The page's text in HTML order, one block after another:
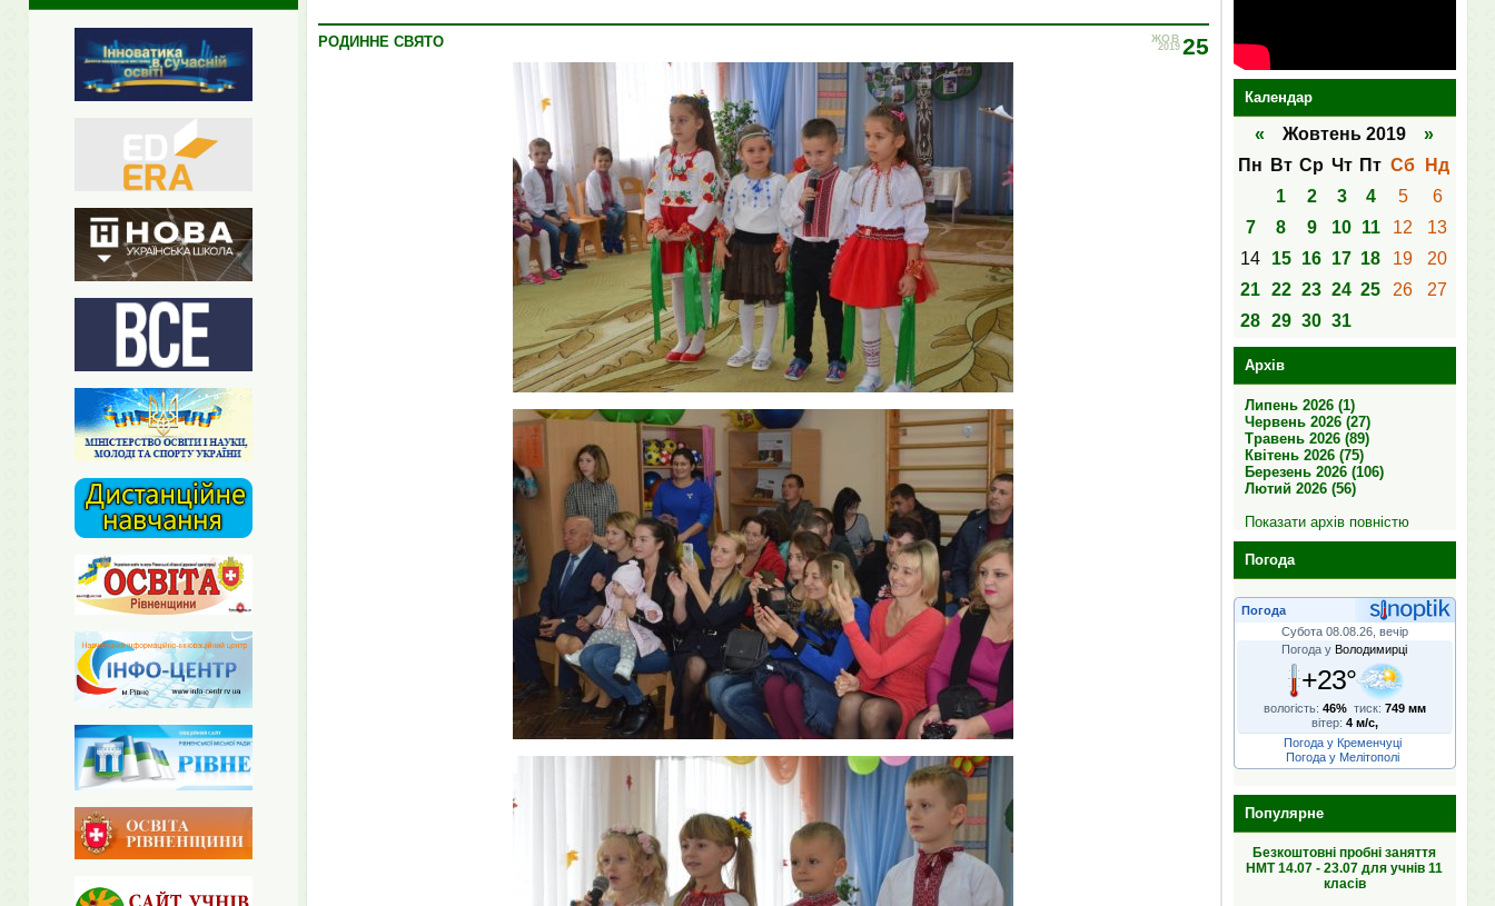
25
ЖОВ
2019
РОДИННЕ СВЯТО
Календар
« Жовтень 2019 »
Пн
Вт Ср Чт Пт Сб
Нд
1
2 3 4 5
6
7
8 9 10 11 12
13
14
15 16 17 18 19
20
21 22 23 24 25 26
27
28 29 30 31
Архів
Липень 2026 (1)
Червень 2026 (27)
Травень 2026 (89)
Квітень 2026 (75)
Березень 2026 (106)
Лютий 2026 (56)
Показати архів повністю
Погода
Погода
Субота 08.08.26, вечір
Погода у Володимирці
+23°
вологість: 46% тиск: 749 мм
вітер: 4 м/с,
Погода у Кременчуці
Погода у Мелітополі
Популярне
Безкоштовні пробні заняття
НМТ 14.07 - 23.07 для учнів 11
класів